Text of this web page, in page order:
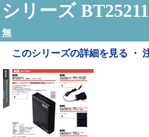
シリーズ BT25211
無
このシリーズの詳細を見る ・